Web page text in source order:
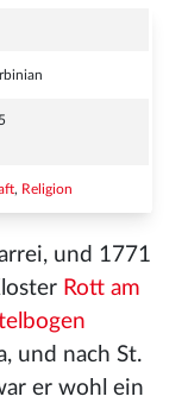
, Religion
und 1771
Rott am
und nach St.
er wohl ein